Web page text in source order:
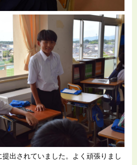
出されていました。よく頑張りまし